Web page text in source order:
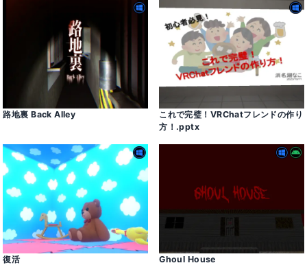
路地裏 Back Alley
これで完璧！VRChatフレンドの作り
方！․pptx
復活 Ghoul House